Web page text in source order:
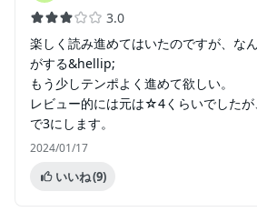
3.0
楽しく読み進めてはいたのですが、な
がする&hellip;
もう少しテンポよく進めて欲しい。
レビュー的には元は☆4くらいでした
で3にします。
2024/01/17
いいね(9)